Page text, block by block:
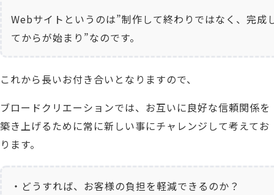
Webサイトというのは”制作して終わりではなく、完成
てからが始まり”なのです。
これから長いお付き合いとなりますので、
ブロードクリエーションでは、 お互いに良好な信頼関係を
築き上げるために常に新しい事にチャレンジして考えてお
ります。
・どうすれば、お客様の負担を軽減できるのか？